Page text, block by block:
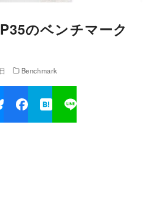
のベンチマーク
Benchmark